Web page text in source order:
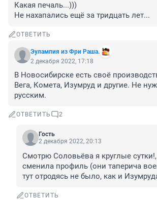
Какая печаль...)))
Не нахапались ещё за тридцать лет...
ОТВЕТИТЬ
Эулампия из Фри Раша.
2 декабря 2022, 17:18
В Новосибирске есть своё
Вега, Комета, Изумруд и другие. Не
русским.
ОТВЕТИТЬ 2
Гость
2 декабря 2022, 20:13
Смотрю Соловьёва я круглые сутки!,
сменила профиль (они таперича
тут отродясь не было, как и
ОТВЕТИТЬ